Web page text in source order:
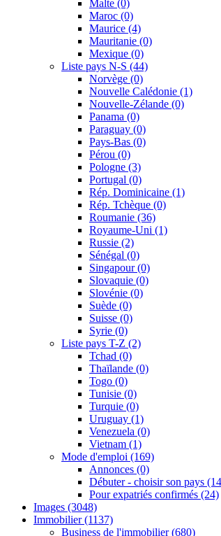
Malte (0)
Maroc (0)
Maurice (4)
Mauritanie (0)
Mexique (0)
Liste pays N-S (44)
Norvège (0)
Nouvelle Calédonie (1)
Nouvelle-Zélande (0)
Panama (0)
Paraguay (0)
Pays-Bas (0)
Pérou (0)
Pologne (3)
Portugal (0)
Rép. Dominicaine (1)
Rép. Tchèque (0)
Roumanie (36)
Royaume-Uni (1)
Russie (2)
Sénégal (0)
Singapour(0)
Slovaquie (0)
Slovénie (0)
Suède (0)
Suisse (0)
Syrie (0)
Liste pays T-Z (2)
Tchad (0)
Thaïlande (0)
Togo (0)
Tunisie (0)
Turquie (0)
Uruguay (1)
Venezuela (0)
Vietnam (1)
Mode d'emploi (169)
Annonces (0)
Débuter - choisir son pays
Pour expatriés confirmés (24)
Images (3048)
Immobilier(1137)
Business de l'immobilier(680)